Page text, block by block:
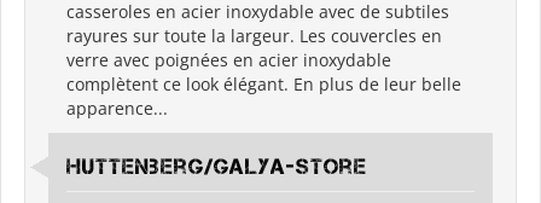
casseroles en acier inoxydable avec de subtiles
rayures sur toute la largeur. Les couvercles en
verre avec poignées en acier inoxydable
complètent ce look élégant. En plus de leur belle
apparence...
Huttenberg/Galya-Store